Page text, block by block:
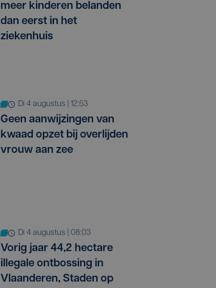
meer kinderen belanden
dan eerst in het
ziekenhuis
di 4 augustus | 12:53
Geen aanwijzingen van
kwaad opzet bij overlijden
vrouw aan zee
di 4 augustus | 08:03
Vorig jaar 44,2 hectare
illegale ontbossing in
Vlaanderen, Staden op